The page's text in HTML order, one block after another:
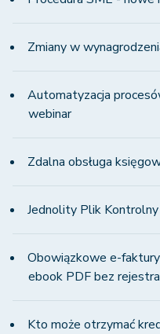
Zmiany w
Automatyzacja
webinar
Zdalna obsługa
Jednolity Plik
Obowiązkowe e-
ebook PDF bez
Kto może otrzymać